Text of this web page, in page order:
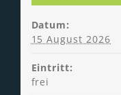
Datum:
15 August 2026
Eintritt:
frei